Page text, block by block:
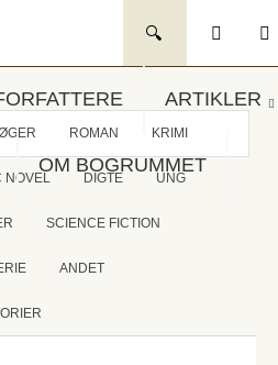
ARTIKLER
OM BOGRUMMET
ROMAN KRIMI
NOVEL DIGTE UNG
SCIENCE FICTION
ANDET